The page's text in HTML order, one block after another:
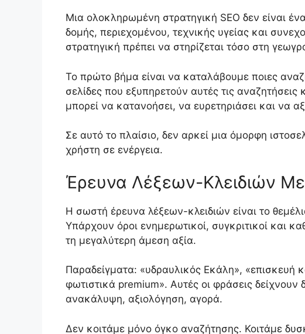
Μια ολοκληρωμένη στρατηγική SEO δεν είναι
δομής, περιεχομένου, τεχνικής υγείας και
στρατηγική πρέπει να στηρίζεται τόσο στη
Το πρώτο βήμα είναι να καταλάβουμε ποιες
σελίδες που εξυπηρετούν αυτές τις
μπορεί να κατανοήσει, να ευρετηριάσει και να
Σε αυτό το πλαίσιο, δεν αρκεί μια όμορφη
χρήστη σε ενέργεια.
Έρευνα Λέξεων-Κλειδιών
Η σωστή έρευνα λέξεων-κλειδιών είναι το
Υπάρχουν όροι ενημερωτικοί, συγκριτικοί και
τη μεγαλύτερη άμεση αξία.
Παραδείγματα: «υδραυλικός Εκάλη», «επισκευή
φωτιστικά premium». Αυτές οι φράσεις δείχνουν
ανακάλυψη, αξιολόγηση, αγορά.
Δεν κοιτάμε μόνο όγκο αναζήτησης. Κοιτάμε